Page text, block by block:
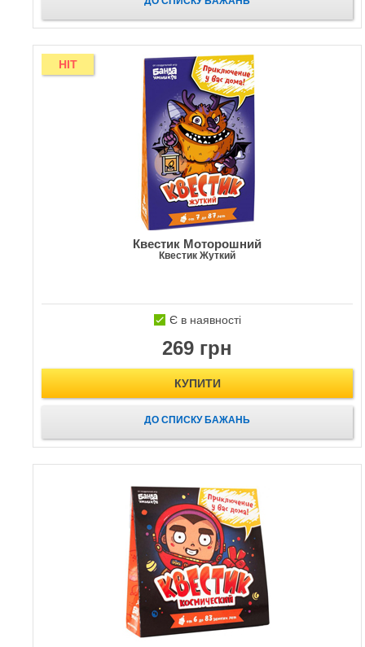
HIT
Квестик Моторошний
Квестик Жуткий
Є в наявності
269 грн
КУПИТИ
ДО СПИСКУ БАЖАНЬ